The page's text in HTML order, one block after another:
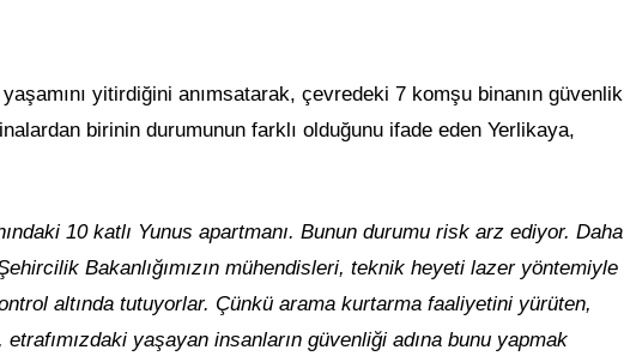
yitirdiğini anımsatarak, çevredeki 7 komşu binanın güvenlik
birinin durumunun farklı olduğunu ifade eden Yerlikaya,
10 katlı Yunus apartmanı. Bunun durumu risk arz ediyor. Daha
Bakanlığımızın mühendisleri, teknik heyeti lazer yöntemiyle
altında tutuyorlar. Çünkü arama kurtarma faaliyetini yürüten,
yaşayan insanların güvenliği adına bunu yapmak